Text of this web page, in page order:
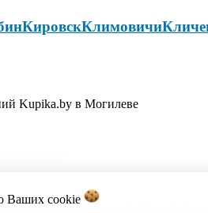
КировскКлимовичи
Kupika.by в Могилеве
Ваших cookie
Импорт объявлений